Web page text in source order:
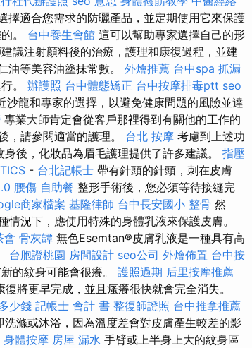
擇適合您需求的防曬產品，並定期使用它來保護
。 台中養生會館 這可以幫助專家選擇自己的形
議注射顏料後的治療，護理和康復過程，並建
等美容油塗抹常數。 外燴推薦 台中spa 抓漏
。 辦護照 台中體態矯正 台中按摩排毒ptt seo
沙龍和專家的選擇，以避免健康問題的風險並達
專業大師肯定會從客戶那裡得到有關他的工作的
，請參閱適當的護理。 台北 按摩 考慮到上述功
身後，化妝品為眉毛護理提供了許多建議。 指壓
- 台北記帳士 帶有針頭的針頭，刺在皮膚
腰傷 自助餐 整形手術後，您必須等待接縫完
商家檔案 基隆律師 台中長安國小 整骨 然
況下，應使用特殊的身體乳液來保護皮膚。
會 骨灰罈 無色Esemtan®皮膚乳液是一種具有高
台胞證桃園 房間設計 seo公司 外燴佈置 台中按
的紋身可能會很癢。 護照過期 后里按摩推薦
將更早完成，並且瘙癢很快就會完全消失。
少錢 記帳士 會計 書 整復師證照 台中推拿推薦
滌或沐浴，因為溫度差會對皮膚產生較差的影
身體按摩 房屋 漏水 手臂或上半身上大的紋身區